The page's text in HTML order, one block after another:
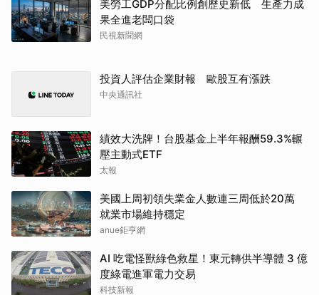
民視新聞網
投資人評估企業財報 歐股互有漲跌
績效大洗牌！台股基金上半年報酬59.3%輾
美國上周初領失業金人數連三周低於20萬
就業市場維持穩定
AI 吃電怪獸綠色救星！東元轉供半導體 3 億
度綠電進軍電力交易
鉅亨速報 - Factset 最新調查：Equinox
Gold Corp(EQX-US)EPS預估上修至1.03